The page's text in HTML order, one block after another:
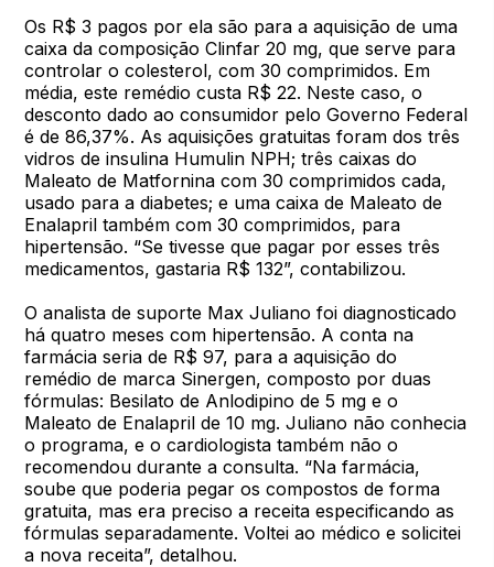
Os R$ 3 pagos por ela são para a aquisição de uma
caixa da composição Clinfar 20 mg, que serve para
controlar o colesterol, com 30 comprimidos. Em
média, este remédio custa R$ 22. Neste caso, o
desconto dado ao consumidor pelo Governo Federal
é de 86,37%. As aquisições gratuitas foram dos três
vidros de insulina Humulin NPH; três caixas do
Maleato de Matfornina com 30 comprimidos cada,
usado para a diabetes; e uma caixa de Maleato de
Enalapril também com 30 comprimidos, para
hipertensão. “Se tivesse que pagar por esses três
medicamentos, gastaria R$ 132”, contabilizou.
O analista de suporte Max Juliano foi diagnosticado
há quatro meses com hipertensão. A conta na
farmácia seria de R$ 97, para a aquisição do
remédio de marca Sinergen, composto por duas
fórmulas: Besilato de Anlodipino de 5 mg e o
Maleato de Enalapril de 10 mg. Juliano não conhecia
o programa, e o cardiologista também não o
recomendou durante a consulta. “Na farmácia,
soube que poderia pegar os compostos de forma
gratuita, mas era preciso a receita especificando as
fórmulas separadamente. Voltei ao médico e solicitei
a nova receita”, detalhou.